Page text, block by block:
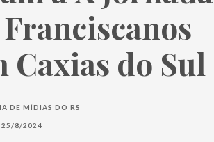
Caxias do Sul
DE MÍDIAS DO RS
25/8/2024